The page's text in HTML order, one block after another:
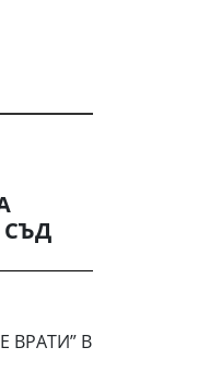
СЪД
ВРАТИ” В